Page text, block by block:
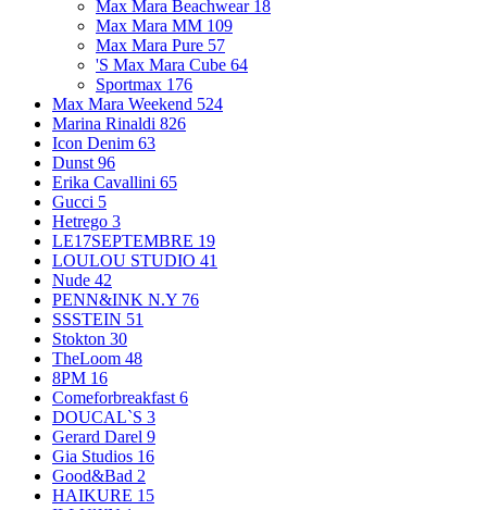
Max Mara Beachwear 18
Max Mara MM 109
Max Mara Pure 57
'S Max Mara Cube 64
Sportmax 176
Max Mara Weekend 524
Marina Rinaldi 826
Icon Denim 63
Dunst 96
Erika Cavallini 65
Gucci 5
Hetrego 3
LE17SEPTEMBRE 19
LOULOU STUDIO 41
Nude 42
PENN&INK N.Y 76
SSSTEIN 51
Stokton 30
TheLoom 48
8PM 16
Comeforbreakfast 6
DOUCAL`S 3
Gerard Darel 9
Gia Studios 16
Good&Bad 2
HAIKURE 15